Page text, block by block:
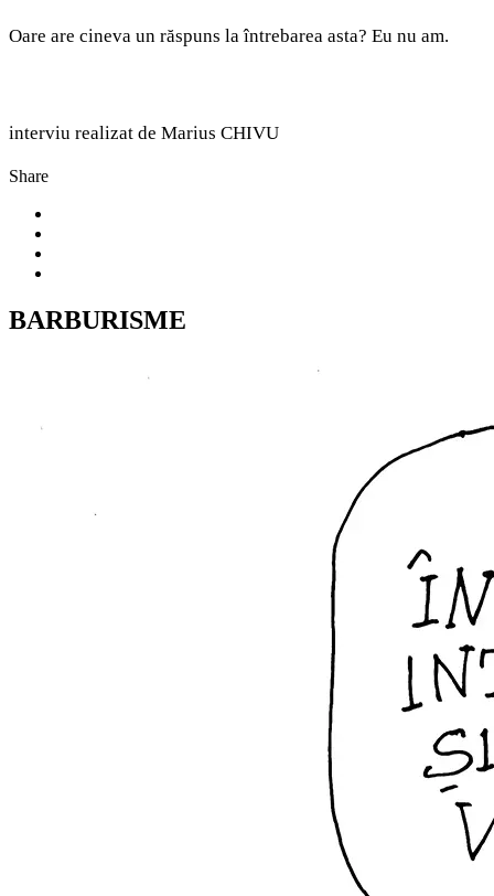
Oare are cineva un răspuns la întrebarea asta? Eu nu am.
interviu realizat de Marius CHIVU
Share
BARBURISME